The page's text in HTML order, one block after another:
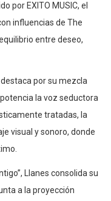
por EXITO MUSIC, el
influencias de The
entre deseo,
destaca por su mezcla
la voz seductora
tratadas, la
visual y sonoro, donde
Llanes consolida su
a la proyección